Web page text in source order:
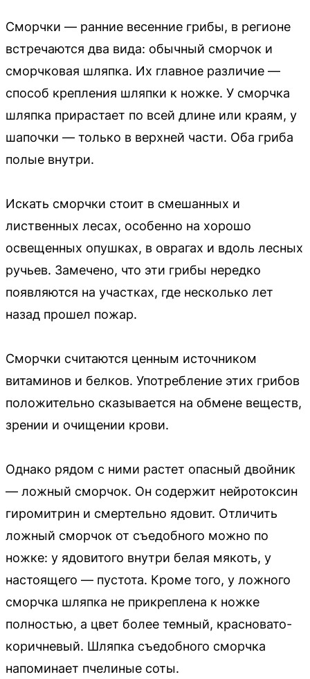
Сморчки — ранние весенние грибы, в регионе
встречаются два вида: обычный сморчок и
сморчковая шляпка. Их главное различие —
способ крепления шляпки к ножке. У сморчка
шляпка прирастает по всей длине или краям, у
шапочки — только в верхней части. Оба гриба
полые внутри.
Искать сморчки стоит в смешанных и
лиственных лесах, особенно на хорошо
освещенных опушках, в оврагах и вдоль лесных
ручьев. Замечено, что эти грибы нередко
появляются на участках, где несколько лет
назад прошел пожар.
Сморчки считаются ценным источником
витаминов и белков. Употребление этих грибов
положительно сказывается на обмене веществ,
зрении и очищении крови.
Однако рядом с ними растет опасный двойник
— ложный сморчок. Он содержит нейротоксин
гиромитрин и смертельно ядовит. Отличить
ложный сморчок от съедобного можно по
ножке: у ядовитого внутри белая мякоть, у
настоящего — пустота. Кроме того, у ложного
сморчка шляпка не прикреплена к ножке
полностью, а цвет более темный, красновато-
коричневый. Шляпка съедобного сморчка
напоминает пчелиные соты.